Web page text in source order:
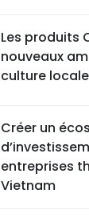
Les produits
nouveaux
culture locale
Créer un
entreprises
Vietnam